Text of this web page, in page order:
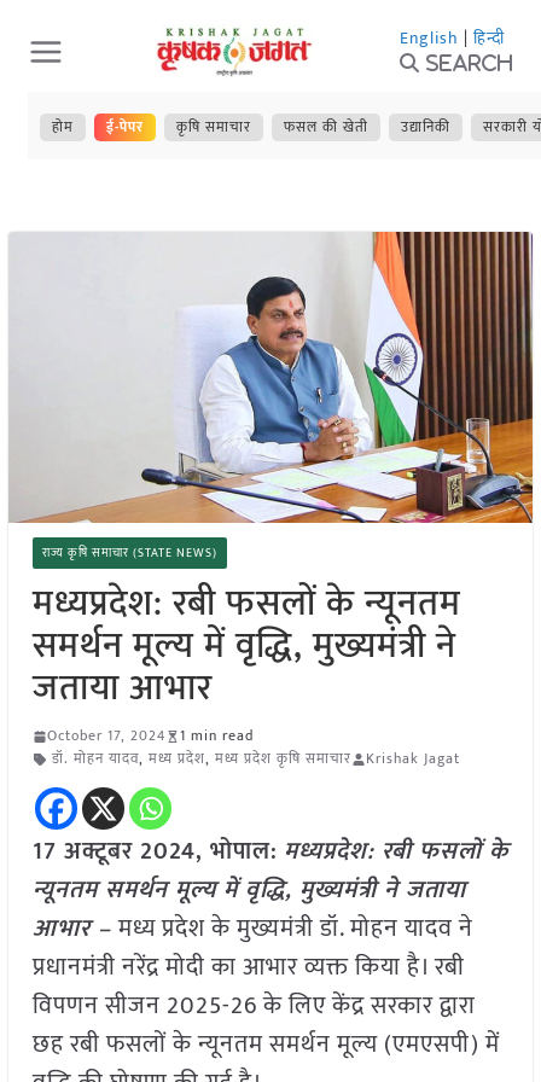
Skip
to
content
English | हिन्दी
Search
होम ई-पेपर कृषि समाचार फसल की खेती उद्यानिकी सरकारी
राज्य कृषि समाचार (STATE NEWS)
मध्यप्रदेश: रबी फसलों के न्यूनतम
समर्थन मूल्य में वृद्धि, मुख्यमंत्री ने
जताया आभार
October 17, 2024
1 min read
डॉ. मोहन यादव, मध्य प्रदेश, मध्य प्रदेश कृषि समाचार Krishak Jagat
17 अक्टूबर 2024, भोपाल: मध्यप्रदेश: रबी फसलों के
न्यूनतम समर्थन मूल्य में वृद्धि, मुख्यमंत्री ने जताया
आभार –मध्य प्रदेश के मुख्यमंत्री डॉ. मोहन यादव ने
प्रधानमंत्री नरेंद्र मोदी का आभार व्यक्त किया है। रबी
विपणन सीजन 2025-26 के लिए केंद्र सरकार द्वारा
छह रबी फसलों के न्यूनतम समर्थन मूल्य (एमएसपी) में